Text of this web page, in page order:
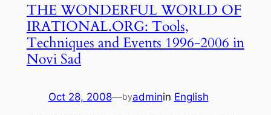
THE WONDERFUL WORLD OF
IRATIONAL.ORG: Tools,
Techniques and Events 1996-2006 in
Novi Sad
Oct 28, 2008—byadminin English